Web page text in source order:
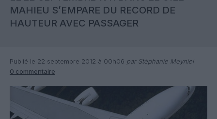
MAHIEU S’EMPARE DU RECORD DE
HAUTEUR AVEC PASSAGER
Publié le 22 septembre 2012 à 00h06 par Stéphanie Meyniel
0 commentaire